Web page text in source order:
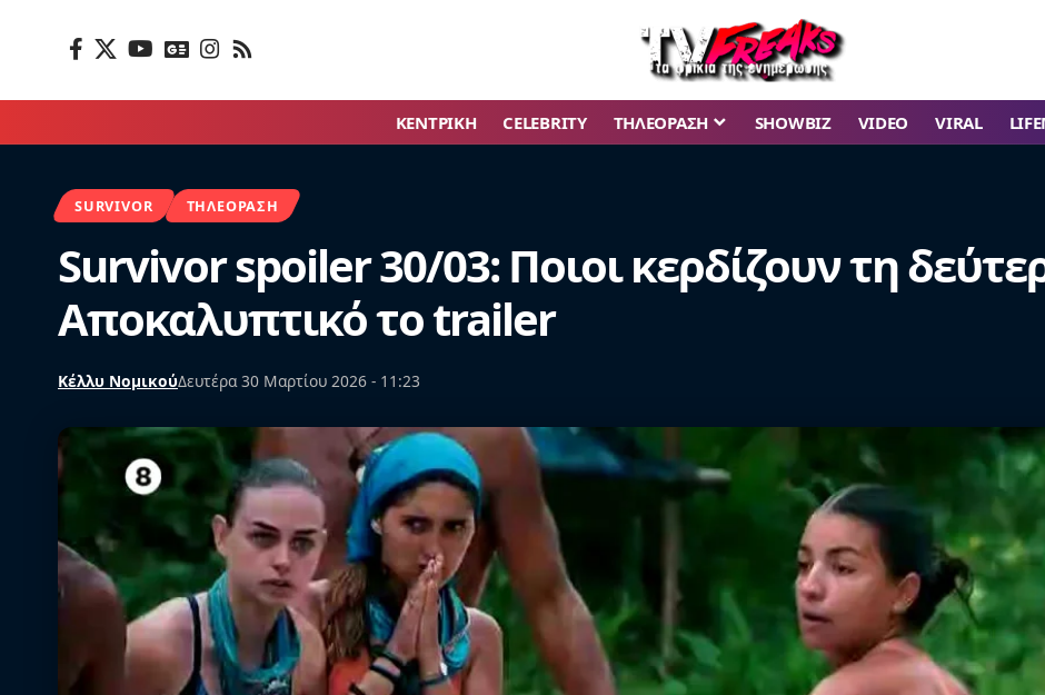
ΚΕΝΤΡΙΚΗ CELEBRITY ΤΗΛΕΟΡΑΣΗ SHOWBIZ VIDEO VIRAL
SURVIVOR ΤΗΛΕΌΡΑΣΗ
Survivor spoiler 30/03: Ποιοι κερδίζουν τη
Αποκαλυπτικό το trailer
Κέλλυ ΝομικούΔευτέρα 30 Μαρτίου 2026 - 11:23